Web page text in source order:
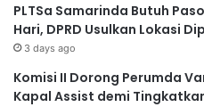
PLTSa Samarinda Butuh
Hari, DPRD Usulkan Lokasi
3 days ago
Komisi II Dorong Perumda
Kapal Assist demi